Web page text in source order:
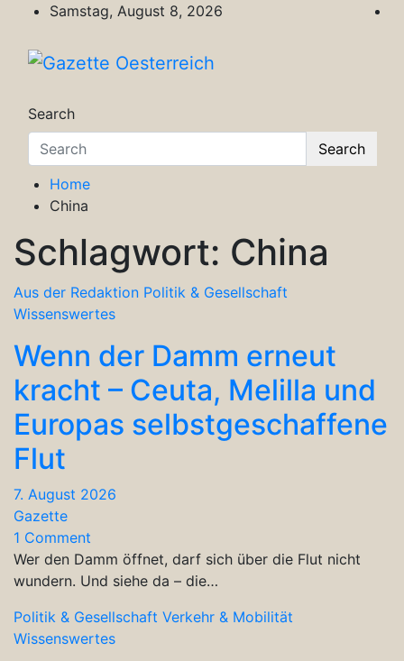
content
Samstag, August 8, 2026
Search
Search
Home
China
Schlagwort: China
Aus der Redaktion Politik & Gesellschaft
Wissenswertes
Wenn der Damm erneut
kracht – Ceuta, Melilla und
Europas selbstgeschaffene
Flut
7. August 2026
Gazette
1 Comment
Wer den Damm öffnet, darf sich über die Flut nicht
wundern. Und siehe da – die…
Politik & Gesellschaft Verkehr & Mobilität
Wissenswertes